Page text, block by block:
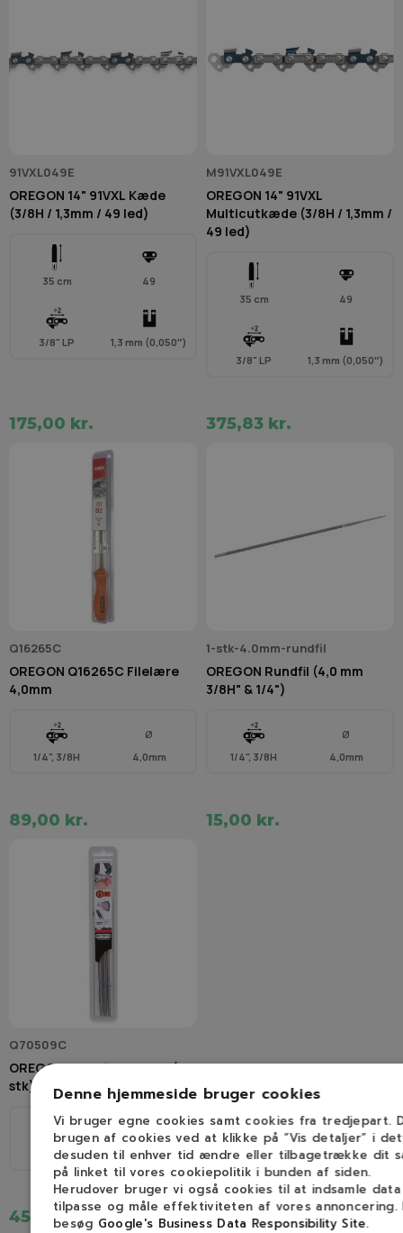
91VXL049E
OREGON 14" 91VXL Kæde
(3/8H / 1,3mm / 49 led)
35 cm 49
3/8" LP 1,3 mm (0,050″)
175,00 kr.
M91VXL049E
OREGON 14" 91VXL
Multicutkæde (3/8H / 1,3mm /
49 led)
35 cm 49
3/8" LP 1,3 mm (0,050″)
375,83 kr.
Q16265C
OREGON Q16265C Filelære
4,0mm
1/4", 3/8H
Ø
4,0mm
89,00 kr.
1-stk-4.0mm-rundfil
OREGON Rundfil (4,0 mm
3/8H" & 1/4")
1/4", 3/8H
Ø
4,0mm
15,00 kr.
Q70509C
OREGON Rundfile 4,0 mm (3
stk)
1/4", 3/8H
Ø
4,0mm
45,00 kr.
Denne hjemmeside bruger cookies
Vi bruger egne cookies samt cookies fra tredjepart.
brugen af cookies ved at klikke på ”Vis detaljer” i
desuden til enhver tid ændre eller tilbagetrække dit
på linket til vores cookiepolitik i bunden af siden.
Herudover bruger vi også cookies til at indsamle
tilpasse og måle effektiviteten af vores annoncering.
besøg Google's Business Data Responsibility Site.